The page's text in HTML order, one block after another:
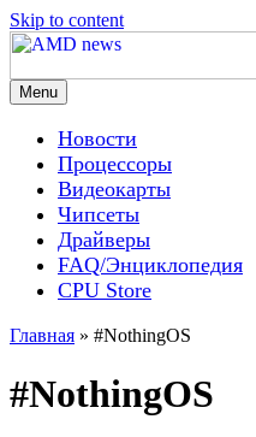
Skip to content
AMD news
Menu
Новости
Процессоры
Видеокарты
Чипсеты
Драйверы
FAQ/Энциклопедия
CPU Store
Главная » #NothingOS
#NothingOS